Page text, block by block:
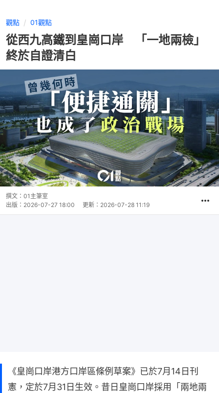
觀點 01觀點
從西九高鐵到皇崗口岸 「一地兩檢」
終於自證清白
撰文： 01主筆室
出版： 2026-07-27 18:00 更新： 2026-07-28 11:19
《皇崗口岸港方口岸區條例草案》已於7月14日刊
憲，定於7月31日生效。昔日皇崗口岸採用「兩地兩